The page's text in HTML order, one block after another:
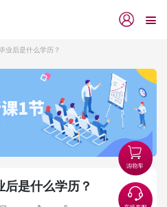
业后是什么学历？
是什么学历？